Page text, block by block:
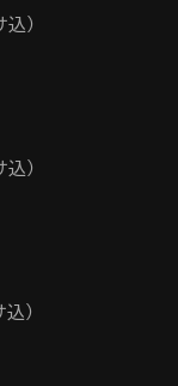
）
）
）